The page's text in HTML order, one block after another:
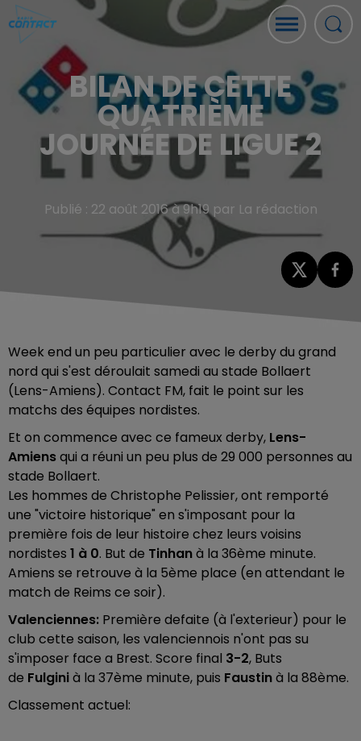
BILAN DE CETTE
QUATRIÈME
JOURNÉE DE LIGUE 2
Publié : 22 août 2016 à 9h19 par La rédaction
Week end un peu particulier avec le derby du grand
nord qui s'est déroulait samedi au stade Bollaert
(Lens-Amiens). Contact FM, fait le point sur les
matchs des équipes nordistes.
Et on commence avec ce fameux derby, Lens-
Amiensqui a réuni un peu plus de 29 000 personnes au
stade Bollaert.
Les hommes de Christophe Pelissier, ont remporté
une "victoire historique" en s'imposant pour la
première fois de leur histoire chez leurs voisins
nordistes 1 à 0. But de Tinhanà la 36ème minute.
Amiens se retrouve à la 5ème place (en attendant le
match de Reims ce soir).
Valenciennes: Première defaite (à l'exterieur) pour le
club cette saison, les valenciennois n'ont pas su
s'imposer face a Brest. Score final 3-2, Buts
de Fulginià la 37ème minute, puis Faustinà la 88ème.
Classement actuel: